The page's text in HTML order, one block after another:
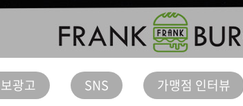
광고 SNS 가맹점 인터뷰